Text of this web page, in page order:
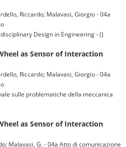
Riccardo; Malavasi, Giorgio - 04a
Design in Engineering - ()
as Sensor of Interaction
Riccardo; Malavasi, Giorgio - 04a
sulle problematiche della meccanica
as Sensor of Interaction
Malavasi, G. - 04a Atto di comunicazione